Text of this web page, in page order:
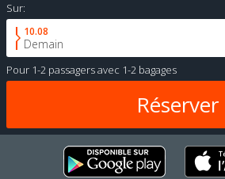
Sur:
10.08
Demain
Pour 1-2 passagersavec 1-2 bagages